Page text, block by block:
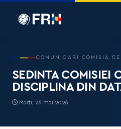
COMUNICARI COMISIA
SEDINTA COMISIEI
DISCIPLINA DIN
Marți, 26 mai 2026